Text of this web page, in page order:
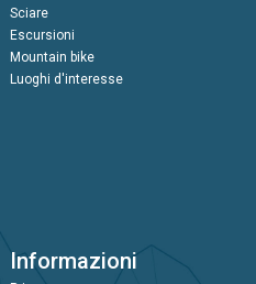
Sciare
Escursioni
Mountain bike
Luoghi d'interesse
Informazioni